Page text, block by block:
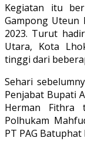
Kegiatan itu
Gampong Uteun
2023. Turut
Utara, Kota
tinggi dari
Sehari
Penjabat Bupati
Herman Fithra
Polhukam
PT PAG